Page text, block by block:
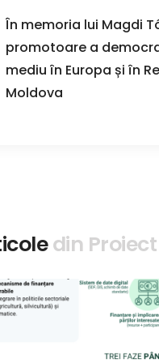
În memoria lui Magdi
promotoare a
mediu în Europa și în
Moldova
din Proiect